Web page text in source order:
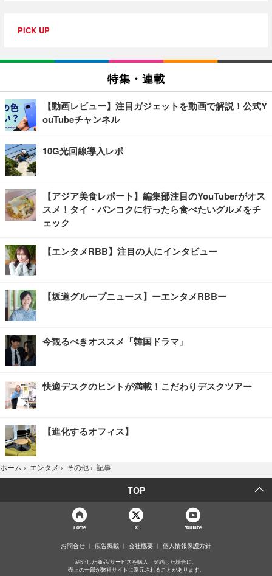
PICK UP
特集・連載
【動画レビュー】注目ガジェットを動画で解説！公式Y
ouTubeチャンネル
10G光回線導入レポ
【アジア美食レポート】編集部注目のYouTuberがオス
スメ！タイ・バンコクに行ったら食べたいグルメをチ
ェック
【エンタメRBB】注目の人にインタビュー
【坂道グループニュース】ーエンタメRBBー
今観るべきオススメ「韓国ドラマ」
快適デスクのヒントが満載！こだわりデスクツアー
【進化するオフィス】
ホーム › エンタメ › その他 › 記事
TOP
Home X YouTube
お問合せ 広告掲載 会社概要 個人情報保護方針
紹介した商品/サービスを購入、契約した場合に、
売上の一部が弊社サイトに還元されることがあります。